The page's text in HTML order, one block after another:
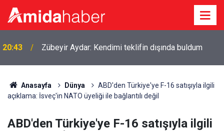
20:43 Zübeyir Aydar: Kendimi teklifin dışında buldum
Anasayfa Dünya
ABD'den Türkiye'ye F-16 satışıyla ilgili
açıklama: İsveç'in NATO üyeliği ile bağlantılı değil
ABD'den Türkiye'ye F-16 satışıyla ilgili